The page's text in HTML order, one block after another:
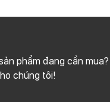
phẩm đang cần mua?
chúng tôi!